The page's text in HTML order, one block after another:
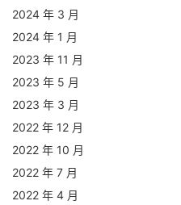
2024 年 3 月
2024 年 1 月
2023 年 11 月
2023 年 5 月
2023 年 3 月
2022 年 12 月
2022 年 10 月
2022 年 7 月
2022 年 4 月